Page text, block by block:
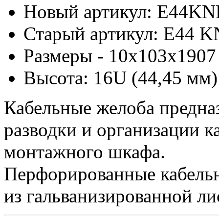
Новый артикул:
Старый артикул: E44
Размеры -
Высота: 16U (44,45 мм)
Кабельные желоба
разводки и организации
монтажного шкафа.
Перфорированные
из гальванизированной